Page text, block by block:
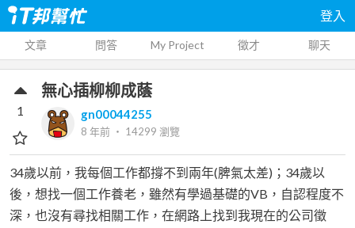
登入
文章 問答 My Project 徵才 聊天
無心插柳柳成蔭
gn00044255
8 年前 ‧ 14299 瀏覽
1
34歲以前，我每個工作都撐不到兩年(脾氣太差)；34歲以
後，想找一個工作養老，雖然有學過基礎的VB，自認程度不
深，也沒有尋找相關工作，在網路上找到我現在的公司徵